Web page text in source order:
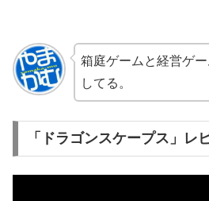
箱庭ゲームと経営ゲ
してる。
「ドラゴンスケープス」レ